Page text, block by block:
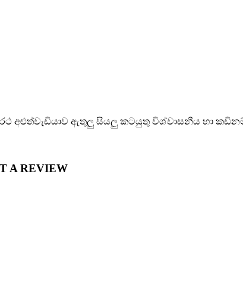
අළුත්වැඩියාව ඇතුලු සියලු කටයුතු විශ්වාසනීය හා
A REVIEW